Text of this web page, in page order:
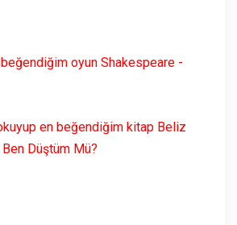
beğendiğim oyun Shakespeare -
en beğendiğim kitap Beliz
Düştüm Mü?